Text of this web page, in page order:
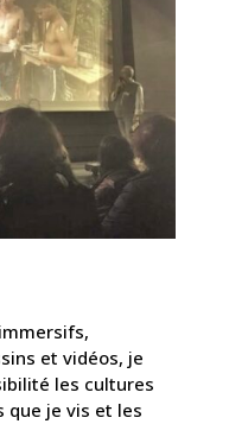
et vidéos, je
les cultures
que je vis et les